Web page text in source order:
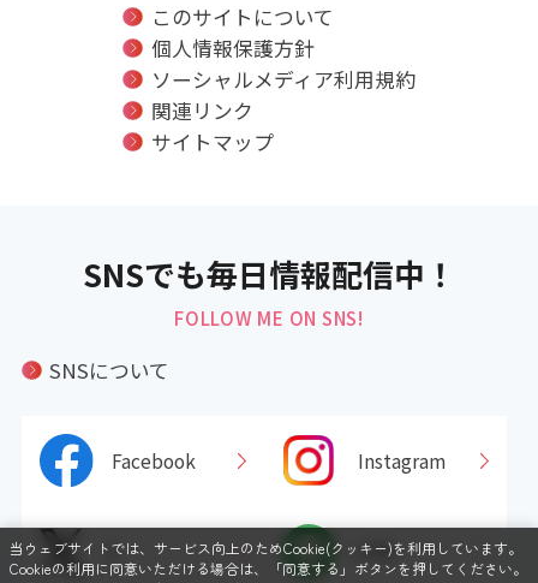
このサイトについて
個人情報保護方針
ソーシャルメディア利用規約
関連リンク
サイトマップ
SNSでも毎日情報配信中！
FOLLOW ME ON SNS!
SNSについて
Facebook Instagram
X LINE
当ウェブサイトでは、サービス向上のためCookie(クッキー)を利用しています。
Cookieの利用に同意いただける場合は、「同意する」ボタンを押してください。